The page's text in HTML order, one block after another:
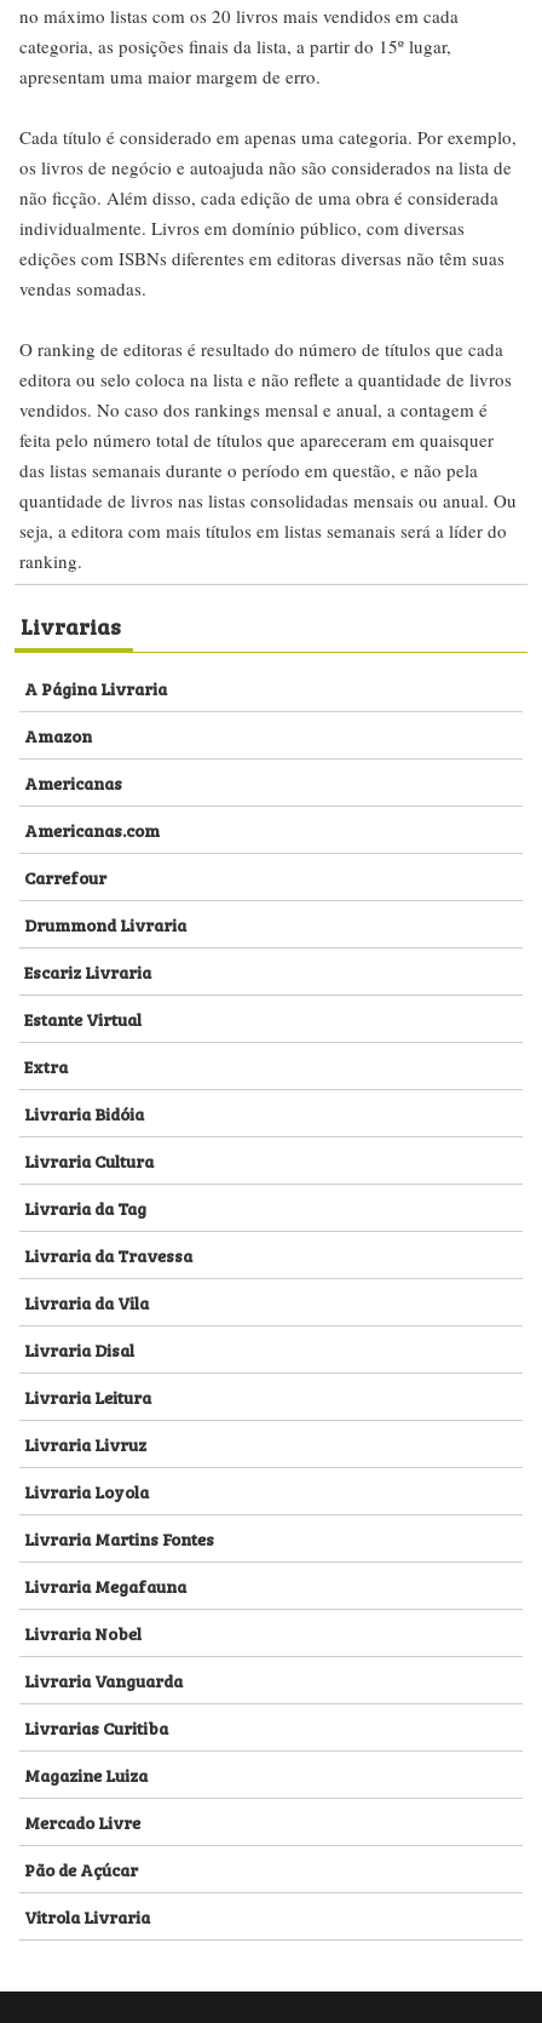
no máximo listas com os 20 livros mais vendidos em cada
categoria, as posições finais da lista, a partir do 15º lugar,
apresentam uma maior margem de erro.
Cada título é considerado em apenas uma categoria. Por exemplo,
os livros de negócio e autoajuda não são considerados na lista de
não ficção. Além disso, cada edição de uma obra é considerada
individualmente. Livros em domínio público, com diversas
edições com ISBNs diferentes em editoras diversas não têm suas
vendas somadas.
O ranking de editoras é resultado do número de títulos que cada
editora ou selo coloca na lista e não reflete a quantidade de livros
vendidos. No caso dos rankings mensal e anual, a contagem é
feita pelo número total de títulos que apareceram em quaisquer
das listas semanais durante o período em questão, e não pela
quantidade de livros nas listas consolidadas mensais ou anual. Ou
seja, a editora com mais títulos em listas semanais será a líder do
ranking.
Livrarias
A Página Livraria
Amazon
Americanas
Americanas.com
Carrefour
Drummond Livraria
Escariz Livraria
Estante Virtual
Extra
Livraria Bidóia
Livraria Cultura
Livraria da Tag
Livraria da Travessa
Livraria da Vila
Livraria Disal
Livraria Leitura
Livraria Livruz
Livraria Loyola
Livraria Martins Fontes
Livraria Megafauna
Livraria Nobel
Livraria Vanguarda
Livrarias Curitiba
Magazine Luiza
Mercado Livre
Pão de Açúcar
Vitrola Livraria